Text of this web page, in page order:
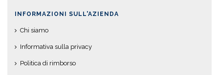
INFORMAZIONI SULL'AZIENDA
Chi siamo
Informativa sulla privacy
Politica di rimborso